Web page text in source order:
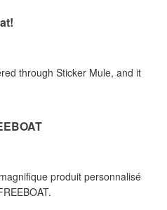
through Sticker Mule, and it
produit personnalisé